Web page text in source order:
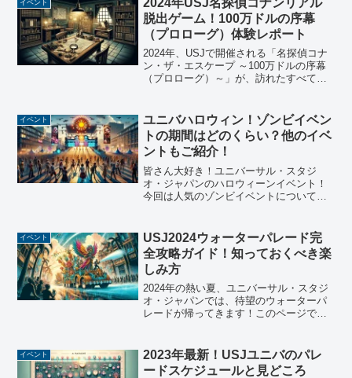
イベント
2024年USJ名探偵コナンリアル
脱出ゲーム！100万ドルの序幕
（プロローグ）体験レポート
2024年、USJで開催される「名探偵コナ
ン・ザ・エスケープ ～100万ドルの序幕
（プロローグ）～」が、訪れたすべての
と、訪れるべき理由を深掘りしてご紹介
します。コナンや...
イベント
ユニバハロウィン！ゾンビイベン
トの期間はどのくらい？他のイベ
ントもご紹介！
皆さん大好き！ユニバーサル・スタジ
オ・ジャパンのハロウィーンイベント！
今回は人気のゾンビイベントについて、
は？ユニバーサル・スタジオ・ジャパン
のハロウィーンイベント、ス...
イベント
USJ2024ウォーターパレード完
全攻略ガイド！知っておくべき楽
しみ方
2024年の熱い夏、ユニバーサル・スタジ
オ・ジャパンでは、待望のウォーターパ
レードが帰ってきます！このページで
イベントの見どころと、参加者が知って
おくべき防水対...
イベント
2023年最新！USJユニバのパレ
ードスケジュールと見どころ